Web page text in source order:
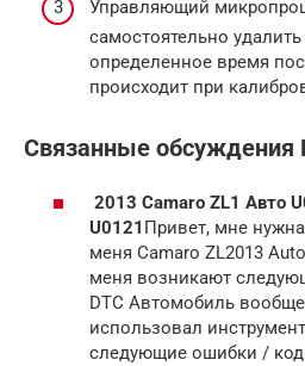
Управляющий
самостоятельно
определенное время
происходит при
Связанные обсуждения
2013 Camaro ZL1 Авто
U0121 Привет, мне
меня Camaro ZL2013
меня возникают
DTC Автомобиль
использовал
следующие ошибки /